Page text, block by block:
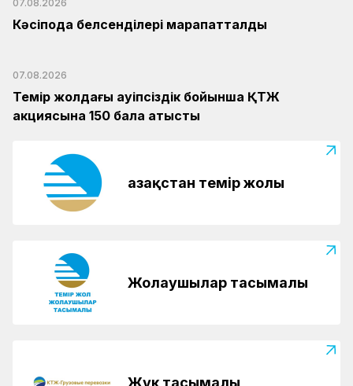
07.08.2026
Кәсіподақ белсенділері марапатталды
07.08.2026
Темір жолдағы қауіпсіздік бойынша ҚТЖ
акциясына 150 бала қатысты
Қазақстан темір жолы
Жолаушылар тасымалы